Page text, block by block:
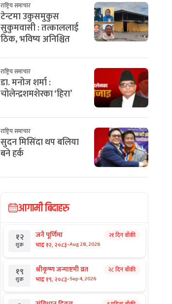
राष्ट्रिय समाचार
टेन्टमा उकुसमुकुस
सुकुमवासी : तत्काललाई
ठिक, भविष्य अनिश्चित
राष्ट्रिय समाचार
डा. मनोज शर्मा :
चोलेन्द्रशमशेरका ‘हिरा’
राष्ट्रिय समाचार
सुदन मिसिंदा थप बलिया
बने हर्क
आगामी बिदाहरु
१२
शुक्र
जनै पूर्णिमा
भाद्र १२, २०८३-Aug 28, 2026
२१ दिन बाँकी
१९
शुक्र
श्रीकृष्ण जन्माष्टमी व्रत
भाद्र १९, २०८३-Sep 4, 2026
२८ दिन बाँकी